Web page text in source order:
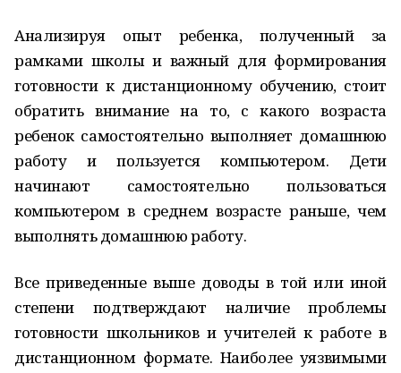
Анализируя опыт ребенка, полученный за
рамками школы и важный для формирования
готовности к дистанционному обучению, стоит
обратить внимание на то, с какого возраста
ребенок самостоятельно выполняет домашнюю
работу и пользуется компьютером. Дети
начинают самостоятельно пользоваться
компьютером в среднем возрасте раньше, чем
выполнять домашнюю работу.
Все приведенные выше доводы в той или иной
степени подтверждают наличие проблемы
готовности школьников и учителей к работе в
дистанционном формате. Наиболее уязвимыми